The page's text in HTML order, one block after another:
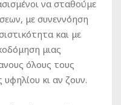
να σταθούμε
με συνεννόηση
και με
μιας
όλους τους
κι αν ζουν.